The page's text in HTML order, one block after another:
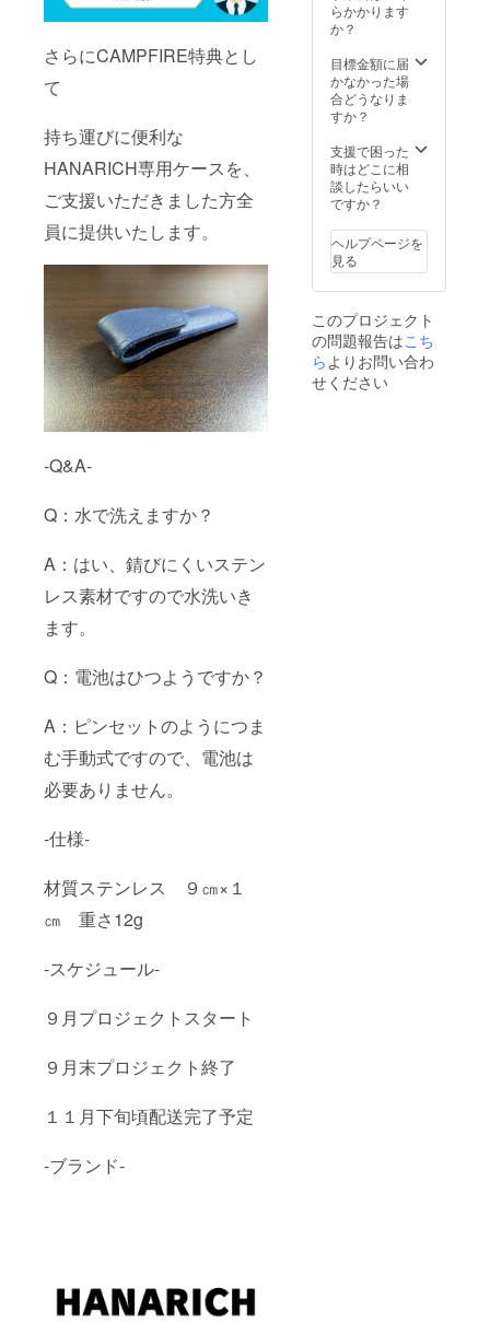
さらにCAMPFIRE特典とし
て
持ち運びに便利な
HANARICH専用ケースを、
ご支援いただきました方全
員に提供いたします。
-Q&A-
Q：水で洗えますか？
A：はい、錆びにくいステン
レス素材ですので水洗いき
ます。
Q：電池はひつようですか？
A：ピンセットのようにつま
む手動式ですので、電池は
必要ありません。
-仕様-
材質ステンレス ９㎝×１
㎝ 重さ12g
-スケジュール-
９月プロジェクトスタート
９月末プロジェクト終了
１１月下旬頃配送完了予定
-ブランド-
らかかります
か？
目標金額に届
かなかった場
合どうなりま
すか？
支援で困った
時はどこに相
談したらいい
ですか？
ヘルプページを
見る
このプロジェクト
の問題報告はこち
らよりお問い合わ
せください